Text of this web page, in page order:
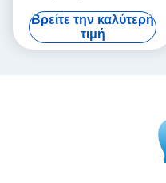
αυτοεξυπηρετήσεων με την
παροχή ηλεκτρικού ρεύματος
εναλλασσόμενου ρεύματος ή
Βρείτε την καλύτερη
τιμή